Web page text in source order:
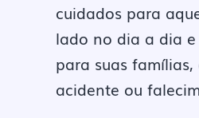
cuidados para
lado no dia a dia
para suas
acidente ou